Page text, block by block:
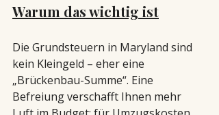
Warum das wichtig ist
Die Grundsteuern in Maryland sind
kein Kleingeld – eher eine
„Brückenbau-Summe“. Eine
Befreiung verschafft Ihnen mehr